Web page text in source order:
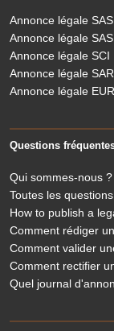
Annonce légale SAS
Annonce légale
Annonce légale SCI
Annonce légale
Annonce légale
Questions
Qui sommes-nous ?
Toutes les questions
How to publish a
Comment rédiger
Comment valider
Comment rectifier
Quel journal